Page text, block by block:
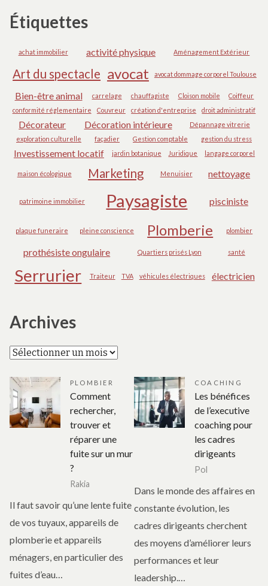
Étiquettes
achat immobilier activité physique Aménagement Extérieur
Art du spectacle avocat avocat dommage corporel Toulouse
Bien-être animal carrelage chauffagiste Cloison mobile
Coiffeur
conformité réglementaire
Couvreur création d'entreprise droit administratif
Décorateur Décoration intérieure
Dépannage vitrerie
exploration culturelle
façadier Gestion comptable gestion du stress
Investissement locatif jardin botanique Juridique langage corporel
maison écologique Marketing Menuisier nettoyage
patrimoine immobilier Paysagiste pisciniste
plaque funeraire pleine conscience Plomberie plombier
prothésiste ongulaire Quartiers prisés Lyon santé
Serrurier Traiteur TVA véhicules électriques électricien
Archives
Archives
PLOMBIER
Comment
rechercher,
trouver et
réparer une
fuite sur un mur
?
Rakia
Il faut savoir qu’une lente fuite
de vos tuyaux, appareils de
plomberie et appareils
ménagers, en particulier des
fuites d’eau…
COACHING
Les bénéfices
de l’executive
coaching pour
les cadres
dirigeants
Pol
Dans le monde des affaires en
constante évolution, les
cadres dirigeants cherchent
des moyens d’améliorer leurs
performances et leur
leadership.…